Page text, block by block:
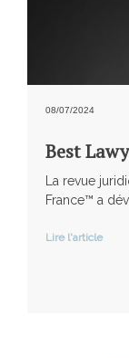
08/07/2024
Best
La revue
France™ a
Lire l'article